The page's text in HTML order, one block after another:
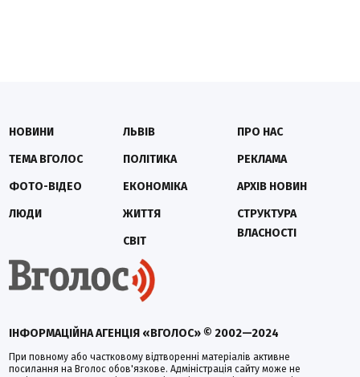
ІНФОРМАЦІЙНА АГЕНЦІЯ «ВГОЛОС» © 2002—2024
При повному або частковому відтворенні матеріалів активне
посилання на Вголос обов'язкове. Адміністрація сайту може не
НОВИНИ
ТЕМА ВГОЛОС
ФОТО-ВІДЕО
ЛЮДИ
ЛЬВІВ
ПОЛІТИКА
ЕКОНОМІКА
ЖИТТЯ
СВІТ
ПРО НАС
РЕКЛАМА
АРХІВ НОВИН
СТРУКТУРА
ВЛАСНОСТІ